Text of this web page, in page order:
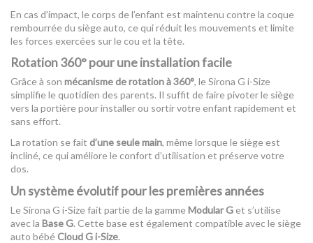
En cas d’impact, le corps de l’enfant est maintenu contre la coque
rembourrée du siège auto, ce qui réduit les mouvements et limite
les forces exercées sur le cou et la tête.
Rotation 360° pour une installation facile
Grâce à son mécanisme de rotation à 360°, le Sirona G i-Size
simplifie le quotidien des parents. Il suffit de faire pivoter le siège
vers la portière pour installer ou sortir votre enfant rapidement et
sans effort.
La rotation se fait d’une seule main, même lorsque le siège est
incliné, ce qui améliore le confort d’utilisation et préserve votre
dos.
Un système évolutif pour les premières années
Le Sirona G i-Size fait partie de la gammeModular G et s’utilise
avec la Base G. Cette base est également compatible avec le siège
auto bébé Cloud G i-Size.